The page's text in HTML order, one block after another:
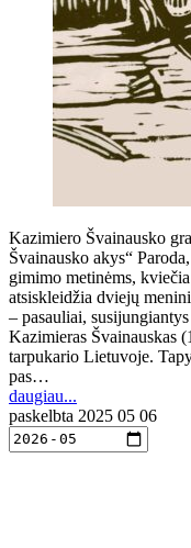
Kazimiero Švainausko
Švainausko akys“
gimimo metinėms,
atsiskleidžia dviejų
– pasauliai,
Kazimieras Švainauskas
tarpukario Lietuvoje.
pas…
daugiau...
paskelbta 2025 05 06